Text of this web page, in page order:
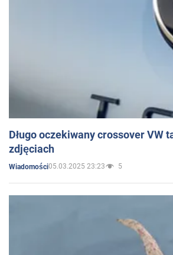
Długo oczekiwany crossover VW
zdjęciach
Wiadomości05.03.2025 23:23 5